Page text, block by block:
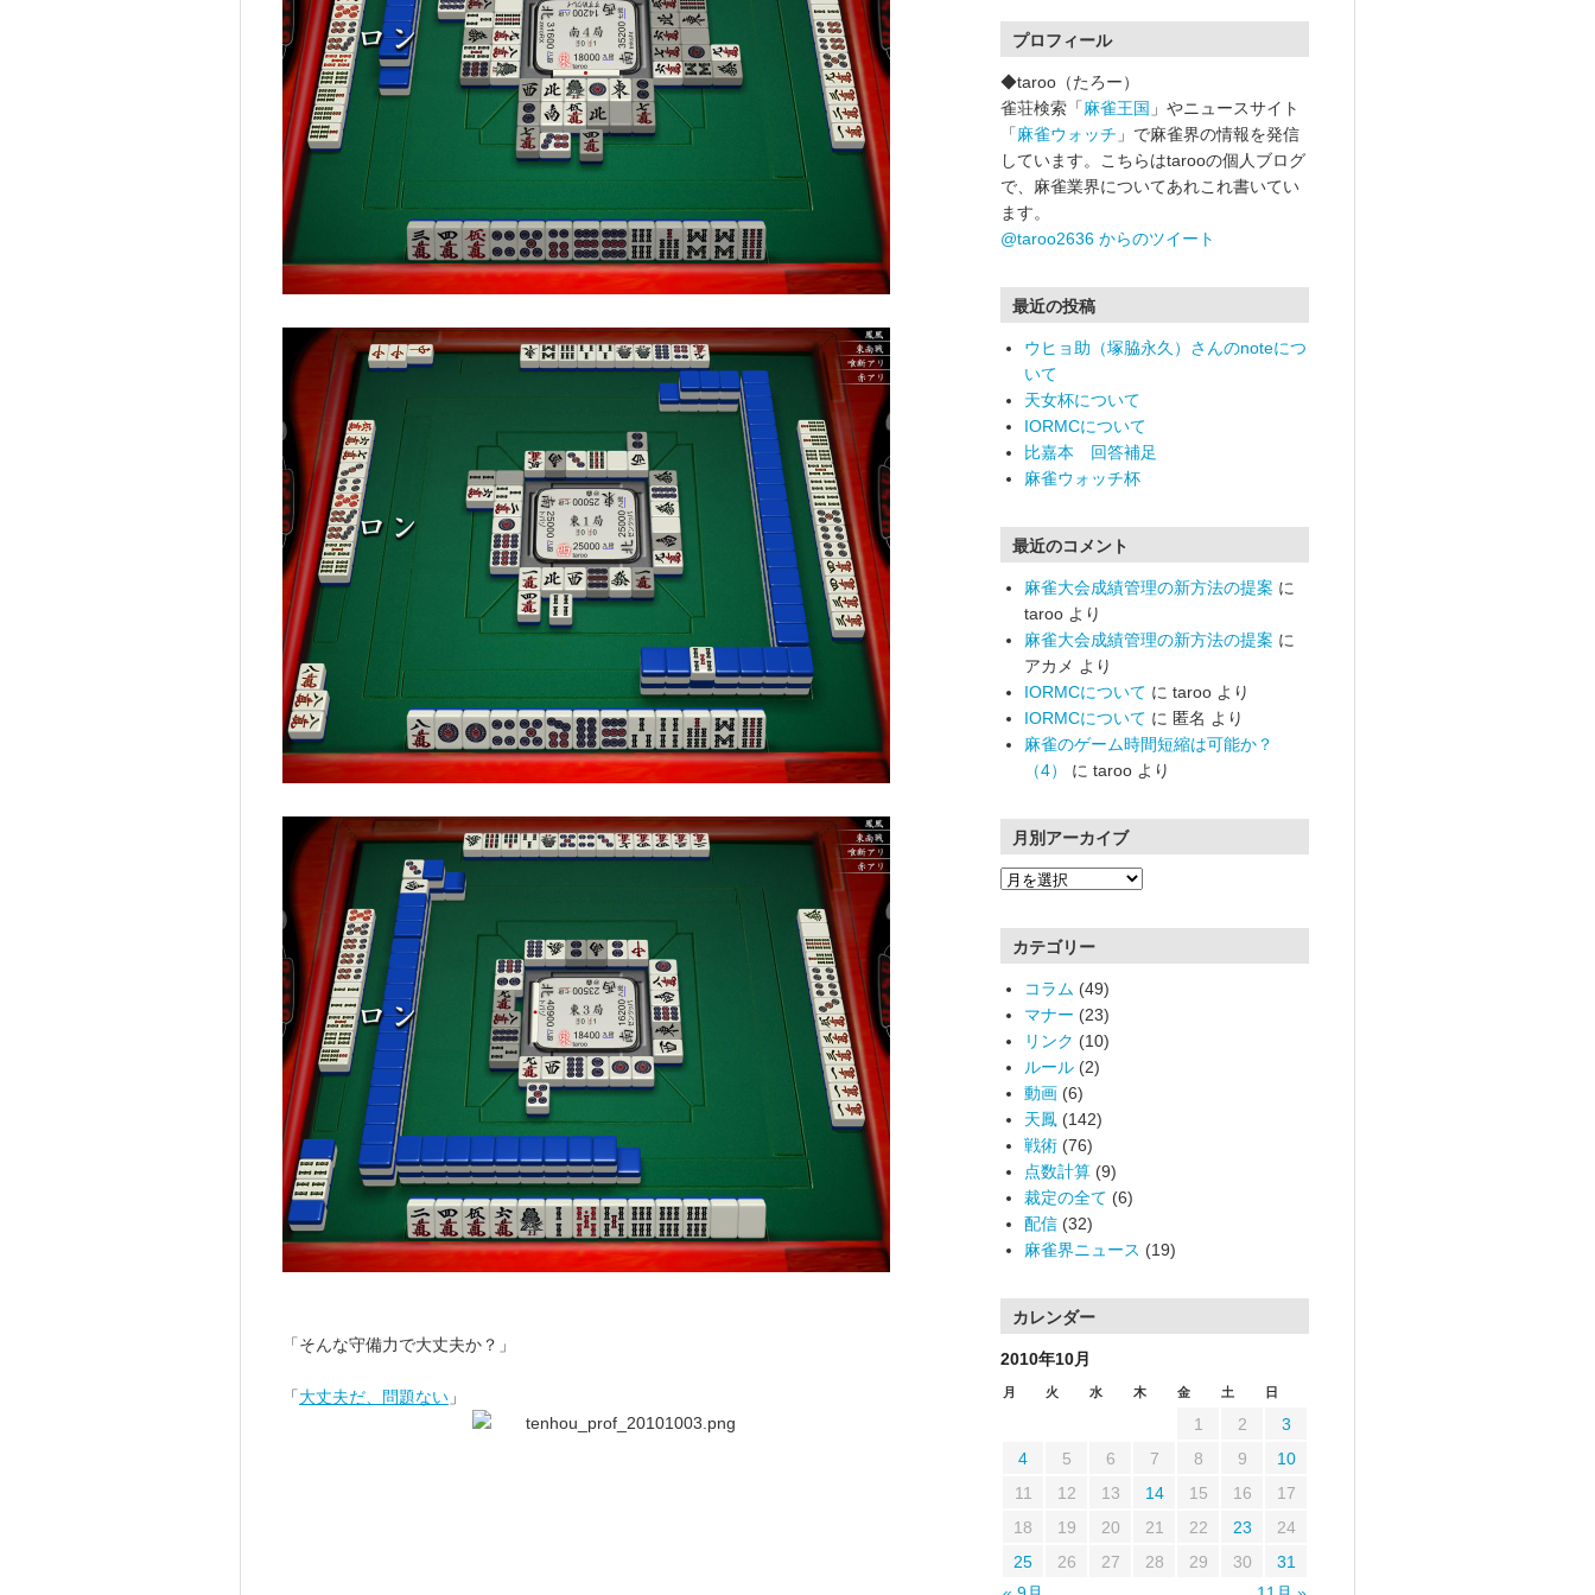
「そんな守備力で大丈夫か？」
「大丈夫だ、問題ない 」
プロフィール
◆taroo（たろー）
雀荘検索「麻雀王国 」やニュースサイト
「麻雀ウォッチ 」で麻雀界の情報を発信
しています。こちらはtarooの個人ブログ
で、麻雀業界についてあれこれ書いてい
ます。
@taroo2636 からのツイート
最近の投稿
ウヒョ助（塚脇永久）さんのnoteにつ
いて
天女杯について
IORMCについて
比嘉本 回答補足
麻雀ウォッチ杯
最近のコメント
麻雀大会成績管理の新方法の提案 に
taroo より
麻雀大会成績管理の新方法の提案 に
アカメ より
IORMCについて に taroo より
IORMCについて に 匿名 より
麻雀のゲーム時間短縮は可能か？
（4）
に taroo より
月別アーカイブ
カテゴリー
コラム (49)
マナー (23)
リンク (10)
ルール (2)
動画 (6)
天鳳 (142)
戦術 (76)
点数計算 (9)
裁定の全て (6)
配信 (32)
麻雀界ニュース (19)
カレンダー
2010年10月
月 火 水 木 金 土 日
1 2
3
4
5 6 7 8 9
10
11
12 13 14 15 16
17
18
19 20 21 22 23
24
25
26 27 28 29 30 31